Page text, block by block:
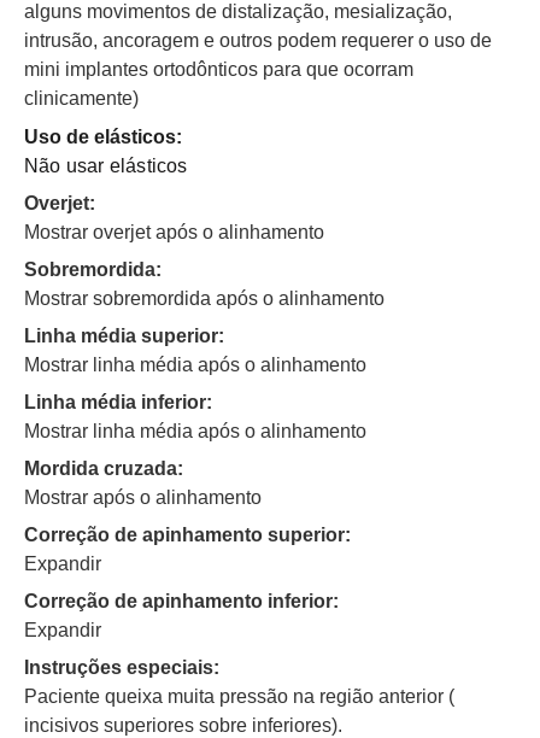
alguns movimentos de distalização, mesialização,
intrusão, ancoragem e outros podem requerer o uso de
mini implantes ortodônticos para que ocorram
clinicamente)
Uso de elásticos:
Não usar elásticos
Overjet:
Mostrar overjet após o alinhamento
Sobremordida:
Mostrar sobremordida após o alinhamento
Linha média superior:
Mostrar linha média após o alinhamento
Linha média inferior:
Mostrar linha média após o alinhamento
Mordida cruzada:
Mostrar após o alinhamento
Correção de apinhamento superior:
Expandir
Correção de apinhamento inferior:
Expandir
Instruções especiais:
Paciente queixa muita pressão na região anterior (
incisivos superiores sobre inferiores).